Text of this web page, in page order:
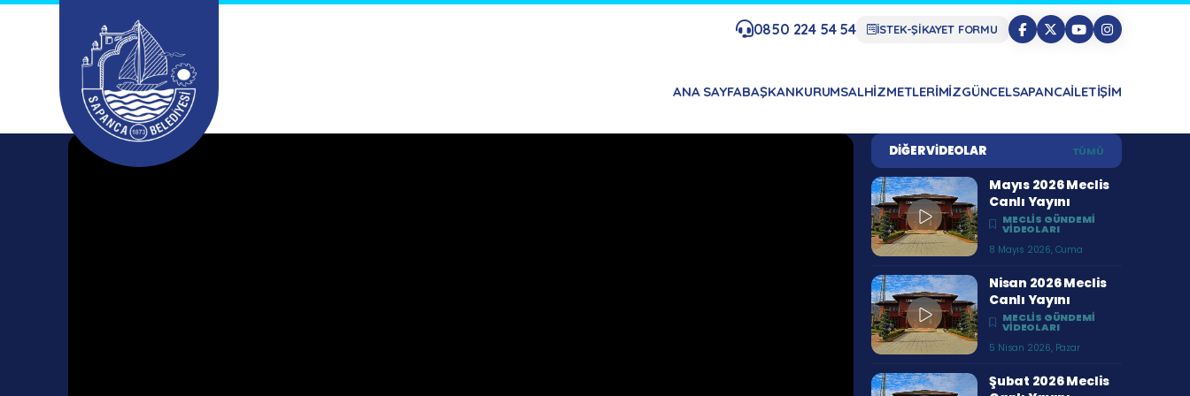
0850 224 54 54 İSTEK-ŞİKAYET FORMU
ANA SAYFABAŞKANKURUMSALHIZMETLERIMIZGÜNCELSAPANCAİLETIŞIM
DIĞER VIDEOLAR TÜMÜ
Mayıs 2026 Meclis
Canlı Yayını
MECLIS GÜNDEMI
VIDEOLARI
8 Mayıs 2026, Cuma
Nisan 2026 Meclis
Canlı Yayını
MECLIS GÜNDEMI
VIDEOLARI
5 Nisan 2026, Pazar
Şubat 2026 Meclis